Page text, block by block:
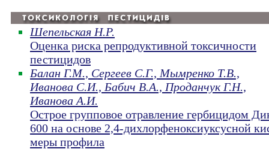
Шепельская Н.Р.
Оценка риска репродуктивной токсичности
пестицидов
Балан Г.М., Сергеев С.Г., Мымренко Т.В.,
Иванова С.И., Бабич В.А., Проданчук Г.Н.,
Иванова А.И.
Острое групповое отравление гербицидом
600 на основе 2,4-дихлорфеноксиуксусной
меры профила